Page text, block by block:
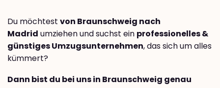
Du möchtest von Braunschweig nach
Madrid umziehen und suchst ein professionelles &
günstiges Umzugsunternehmen, das sich um alles
kümmert?
Dann bist du bei uns in Braunschweig genau